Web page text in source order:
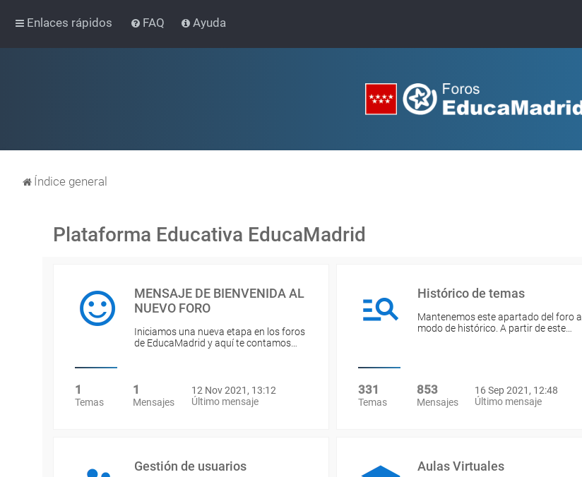
Enlaces rápidos FAQ Ayuda
Índice general
Plataforma Educativa EducaMadrid
MENSAJE DE BIENVENIDA AL
NUEVO FORO
Iniciamos una nueva etapa en los foros
de EducaMadrid y aquí te contamos…
1
Temas
1
Mensajes
12 Nov 2021, 13:12
Último mensaje
Histórico de temas
Mantenemos este apartado del foro a
modo de histórico. A partir de este…
331
Temas
853
Mensajes
16 Sep 2021, 12:48
Último mensaje
Gestión de usuarios Aulas Virtuales